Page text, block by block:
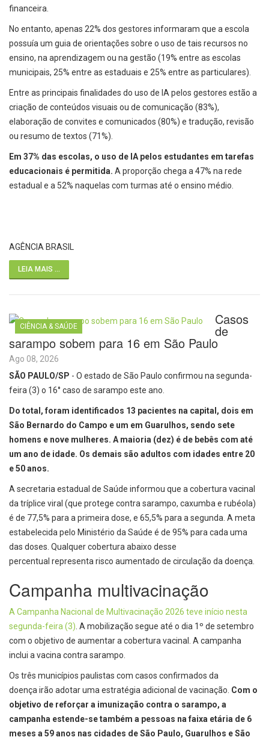
financeira.
No entanto, apenas 22% dos gestores informaram que a escola
possuía um guia de orientações sobre o uso de tais recursos no
ensino, na aprendizagem ou na gestão (19% entre as escolas
municipais, 25% entre as estaduais e 25% entre as particulares).
Entre as principais finalidades do uso de IA pelos gestores estão a
criação de conteúdos visuais ou de comunicação (83%),
elaboração de convites e comunicados (80%) e tradução, revisão
ou resumo de textos (71%).
Em 37% das escolas, o uso de IA pelos estudantes em tarefas
educacionais é permitida. A proporção chega a 47% na rede
estadual e a 52% naquelas com turmas até o ensino médio.
AGÊNCIA BRASIL
LEIA MAIS ...
CIÊNCIA & SAÚDE Casos
de
sarampo sobem para 16 em São Paulo
Ago 08, 2026
SÃO PAULO/SP - O estado de São Paulo confirmou na segunda-
feira (3) o 16° caso de sarampo este ano.
Do total, foram identificados 13 pacientes na capital, dois em
São Bernardo do Campo e um em Guarulhos, sendo sete
homens e nove mulheres. A maioria (dez) é de bebês com até
um ano de idade. Os demais são adultos com idades entre 20
e 50 anos.
A secretaria estadual de Saúde informou que a cobertura vacinal
da tríplice viral (que protege contra sarampo, caxumba e rubéola)
é de 77,5% para a primeira dose, e 65,5% para a segunda. A meta
estabelecida pelo Ministério da Saúde é de 95% para cada uma
das doses. Qualquer cobertura abaixo desse
percentual representa risco aumentado de circulação da doença.
Campanha multivacinação
A Campanha Nacional de Multivacinação 2026 teve início nesta
segunda-feira (3) . A mobilização segue até o dia 1º de setembro
com o objetivo de aumentar a cobertura vacinal. A campanha
inclui a vacina contra sarampo.
Os três municípios paulistas com casos confirmados da
doença irão adotar uma estratégia adicional de vacinação. Com o
objetivo de reforçar a imunização contra o sarampo, a
campanha estende-se também a pessoas na faixa etária de 6
meses a 59 anos nas cidades de São Paulo, Guarulhos e São